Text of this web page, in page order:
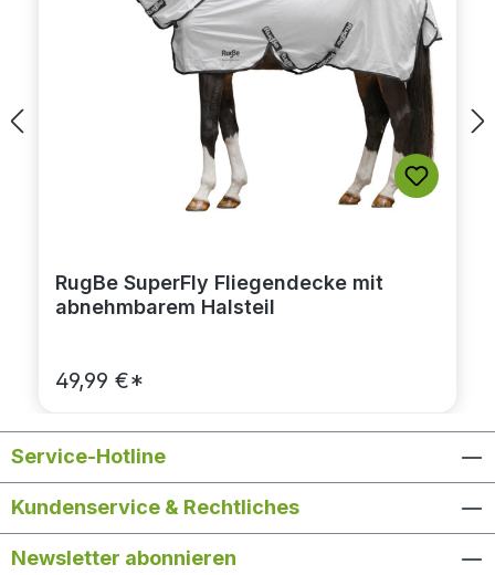
RugBe SuperFly Fliegendecke mit
abnehmbarem Halsteil
49,99 €*
Service-Hotline
Kundenservice & Rechtliches
Newsletter abonnieren